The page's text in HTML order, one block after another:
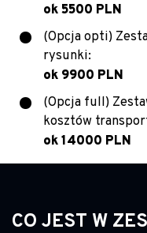
ok 5500 PLN
(Opcja opti)
rysunki:
ok 9900 PLN
(Opcja full)
kosztów
ok 14000 PLN
CO JEST W